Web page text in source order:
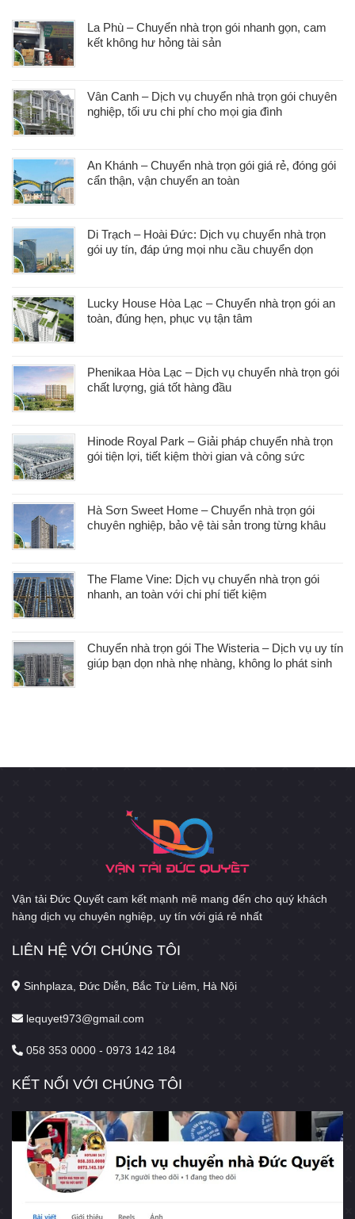
La Phù – Chuyển nhà trọn gói nhanh gọn, cam
kết không hư hỏng tài sản
Vân Canh – Dịch vụ chuyển nhà trọn gói chuyên
nghiệp, tối ưu chi phí cho mọi gia đình
An Khánh – Chuyển nhà trọn gói giá rẻ, đóng gói
cẩn thận, vận chuyển an toàn
Di Trạch – Hoài Đức: Dịch vụ chuyển nhà trọn
gói uy tín, đáp ứng mọi nhu cầu chuyển dọn
Lucky House Hòa Lạc – Chuyển nhà trọn gói an
toàn, đúng hẹn, phục vụ tận tâm
Phenikaa Hòa Lạc – Dịch vụ chuyển nhà trọn gói
chất lượng, giá tốt hàng đầu
Hinode Royal Park – Giải pháp chuyển nhà trọn
gói tiện lợi, tiết kiệm thời gian và công sức
Hà Sơn Sweet Home – Chuyển nhà trọn gói
chuyên nghiệp, bảo vệ tài sản trong từng khâu
The Flame Vine: Dịch vụ chuyển nhà trọn gói
nhanh, an toàn với chi phí tiết kiệm
Chuyển nhà trọn gói The Wisteria – Dịch vụ uy tín
giúp bạn dọn nhà nhẹ nhàng, không lo phát sinh
Vận tải Đức Quyết cam kết mạnh mẽ mang đến cho quý khách
hàng dịch vụ chuyên nghiệp, uy tín với giá rẻ nhất
LIÊN HỆ VỚI CHÚNG TÔI
Sinhplaza, Đức Diễn, Bắc Từ Liêm, Hà Nội
lequyet973@gmail.com
058 353 0000 - 0973 142 184
KẾT NỐI VỚI CHÚNG TÔI